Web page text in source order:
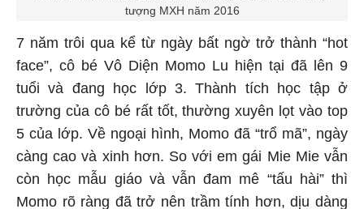
tượng MXH năm 2016
7 năm trôi qua kể từ ngày bất ngờ trở thành “hot
face”, cô bé Vô Diện Momo Lu hiện tại đã lên 9
tuổi và đang học lớp 3. Thành tích học tập ở
trường của cô bé rất tốt, thường xuyên lọt vào top
5 của lớp. Về ngoại hình, Momo đã “trổ mã”, ngày
càng cao và xinh hơn. So với em gái Mie Mie vẫn
còn học mẫu giáo và vẫn đam mê “tấu hài” thì
Momo rõ ràng đã trở nên trầm tính hơn, dịu dàng